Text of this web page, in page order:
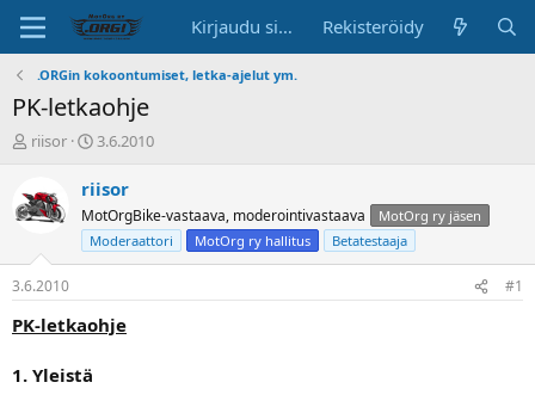
Kirjaudu sisään Rekisteröidy
.ORGin kokoontumiset, letka-ajelut ym.
PK-letkaohje
K
k
u
t
e
u
a
riisor
A
o
t
u
s
i
3.6.2010
riisor
MotOrgBike-vastaava, moderointivastaava
MotOrg ry jäsen
Moderaattori
MotOrg ry hallitus Betatestaaja
3.6.2010 #1
PK-letkaohje
1. Yleistä